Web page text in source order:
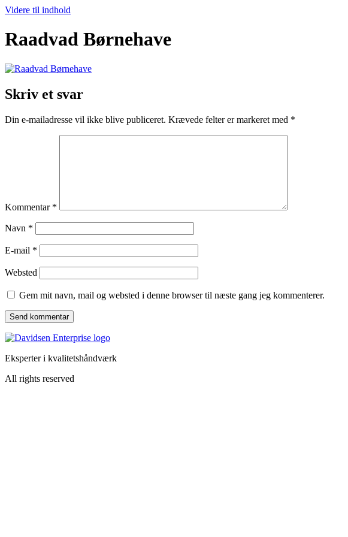
Videre til indhold
Raadvad Børnehave
Skriv et svar
Din e-mailadresse vil ikke blive publiceret. Krævede felter er markeret med *
Kommentar *
Navn *
E-mail *
Websted
Gem mit navn, mail og websted i denne browser til næste gang jeg kommenterer.
Eksperter i kvalitetshåndværk
All rights reserved